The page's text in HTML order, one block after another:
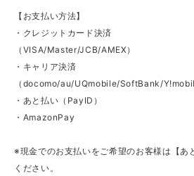
【お支払い方法】
・クレジットカード決済
（VISA/Master/JCB/AMEX）
・キャリア決済
（docomo/au/UQmobile/SoftBank/
・あと払い（PayID）
・AmazonPay
※現金でのお支払いをご希望のお客様は【あ
ください。